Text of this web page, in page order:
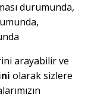
durumunda,
arayabilir ve
olarak sizlere